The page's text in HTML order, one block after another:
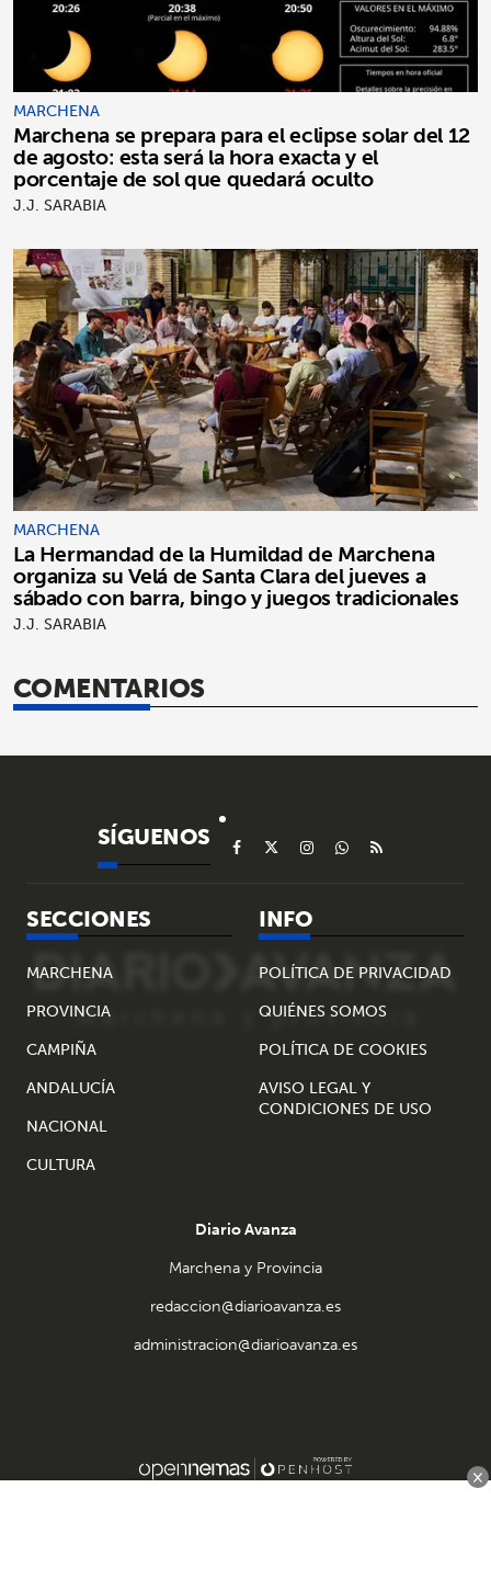
MARCHENA
Marchena se prepara para el eclipse solar del 12
de agosto: esta será la hora exacta y el
porcentaje de sol que quedará oculto
J.J. SARABIA
MARCHENA
La Hermandad de la Humildad de Marchena
organiza su Velá de Santa Clara del jueves a
sábado con barra, bingo y juegos tradicionales
J.J. SARABIA
COMENTARIOS
SÍGUENOS
SECCIONES
MARCHENA
PROVINCIA
CAMPIÑA
ANDALUCÍA
NACIONAL
CULTURA
INFO
POLÍTICA DE PRIVACIDAD
QUIÉNES SOMOS
POLÍTICA DE COOKIES
AVISO LEGAL Y
CONDICIONES DE USO
Diario Avanza
Marchena y Provincia
redaccion@diarioavanza.es
administracion@diarioavanza.es
×